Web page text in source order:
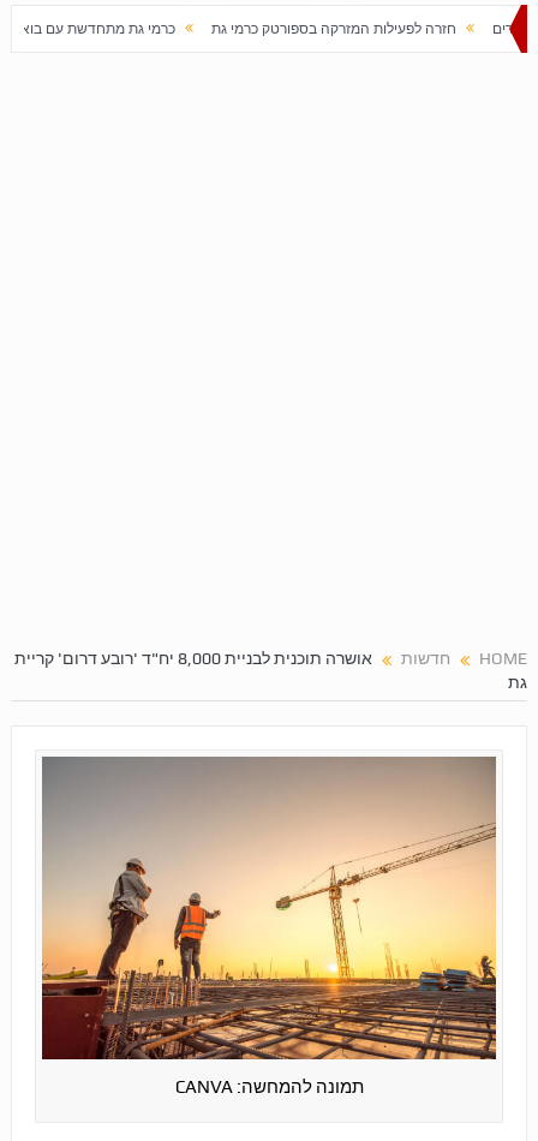
המזרקה בספורטק כרמי גת כרמי גת מתחדשת עם בוא האביב עלייה חדה
HOME חדשות
אושרה תוכנית לבניית 8,000 יח"ד 'רובע דרום' קריית
גת
תמונה להמחשה: CANVA